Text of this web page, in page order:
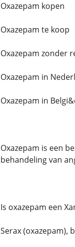
Oxazepam kopen
Oxazepam te koop
Oxazepam zonder
Oxazepam in
Oxazepam in
Oxazepam is een
behandeling van
Is oxazepam een
Serax (oxazepam),